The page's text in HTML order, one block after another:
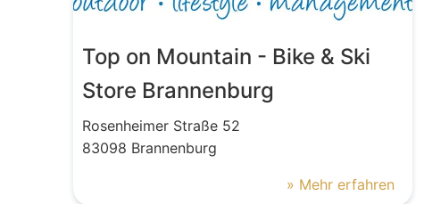
Top on Mountain - Bike & Ski
Store Brannenburg
Rosenheimer Straße 52
83098 Brannenburg
» Mehr erfahren